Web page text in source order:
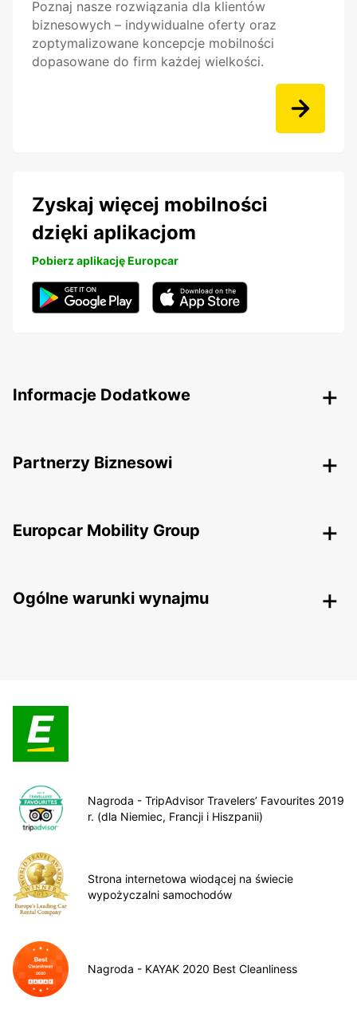
Poznaj nasze rozwiązania dla klientów
biznesowych – indywidualne oferty oraz
zoptymalizowane koncepcje mobilności
dopasowane do firm każdej wielkości.
Zyskaj więcej mobilności
dzięki aplikacjom
Pobierz aplikację Europcar
Informacje Dodatkowe
Partnerzy Biznesowi
Europcar Mobility Group
Ogólne warunki wynajmu
Nagroda - TripAdvisor Travelers’ Favourites 2019
r. (dla Niemiec, Francji i Hiszpanii)
Strona internetowa wiodącej na świecie
wypożyczalni samochodów
Nagroda - KAYAK 2020 Best Cleanliness